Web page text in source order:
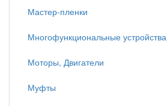
Мастер-пленки
Многофункциональные устройства
Моторы, Двигатели
Муфты